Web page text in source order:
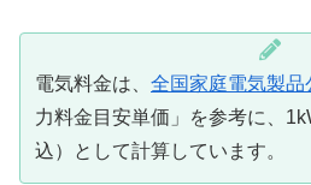
電気料金は、 全国家庭電気製品
力料金目安単価」を参考に、
込）として計算しています。